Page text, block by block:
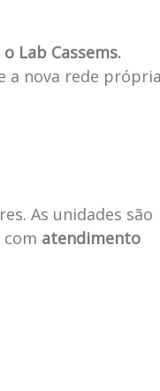
Lab Cassems.
a nova rede própria
As unidades são
com atendimento